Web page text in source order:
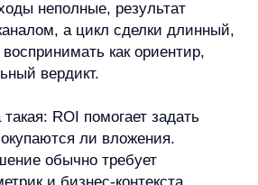
логике расчёта:
ниже затрат.
от ROMI?
к разным видам
показатель окупаемости
от ROAS?
и показывает,
выручки или ценности
на рекламу. ROI шире